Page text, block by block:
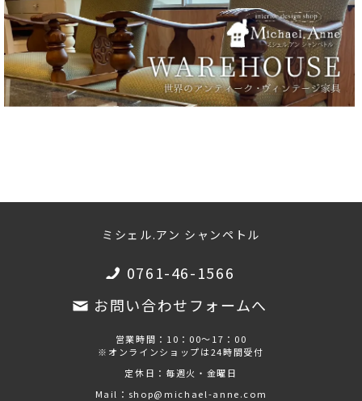
ミシェル.アン シャンペトル
0761-46-1566
お問い合わせフォームへ
営業時間：10：00～17：00
※オンラインショップは24時間受付
定休日：毎週火・金曜日
Mail：shop@michael-anne.com